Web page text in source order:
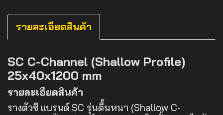
รายละเอียดสินค้า
SC C-Channel (Shallow Profile)
25x40x1200 mm
รายละเอียดสินค้า
รางตัวซี แบรนด์ SC รุ่นตื้นหนา (Shallow C-